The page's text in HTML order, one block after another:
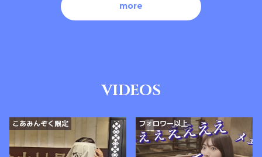
more
VIDEOS
こあみんぞく限定 フォロワー以上